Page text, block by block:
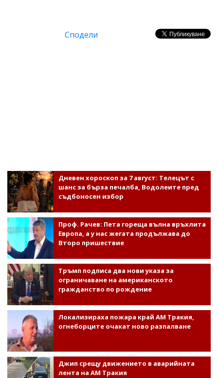
Сподели
Дневен хороскоп за 7 август: Телецът с
шанс за бърза печалба, Водолеите пред
съдбоносен избор
Проф. Рачев: Пета гореща вълна връхлита
Европа, а у нас жегата продължава до
Второ пришествие
Тръмп подписа два нови указа за
ограничаване на американското
гражданство по рождение
Локализираха пожара край АМ Тракия,
огнеборците очакат ново разпалване
Джип срещу движението в аварийната
лента на АМ Тракия